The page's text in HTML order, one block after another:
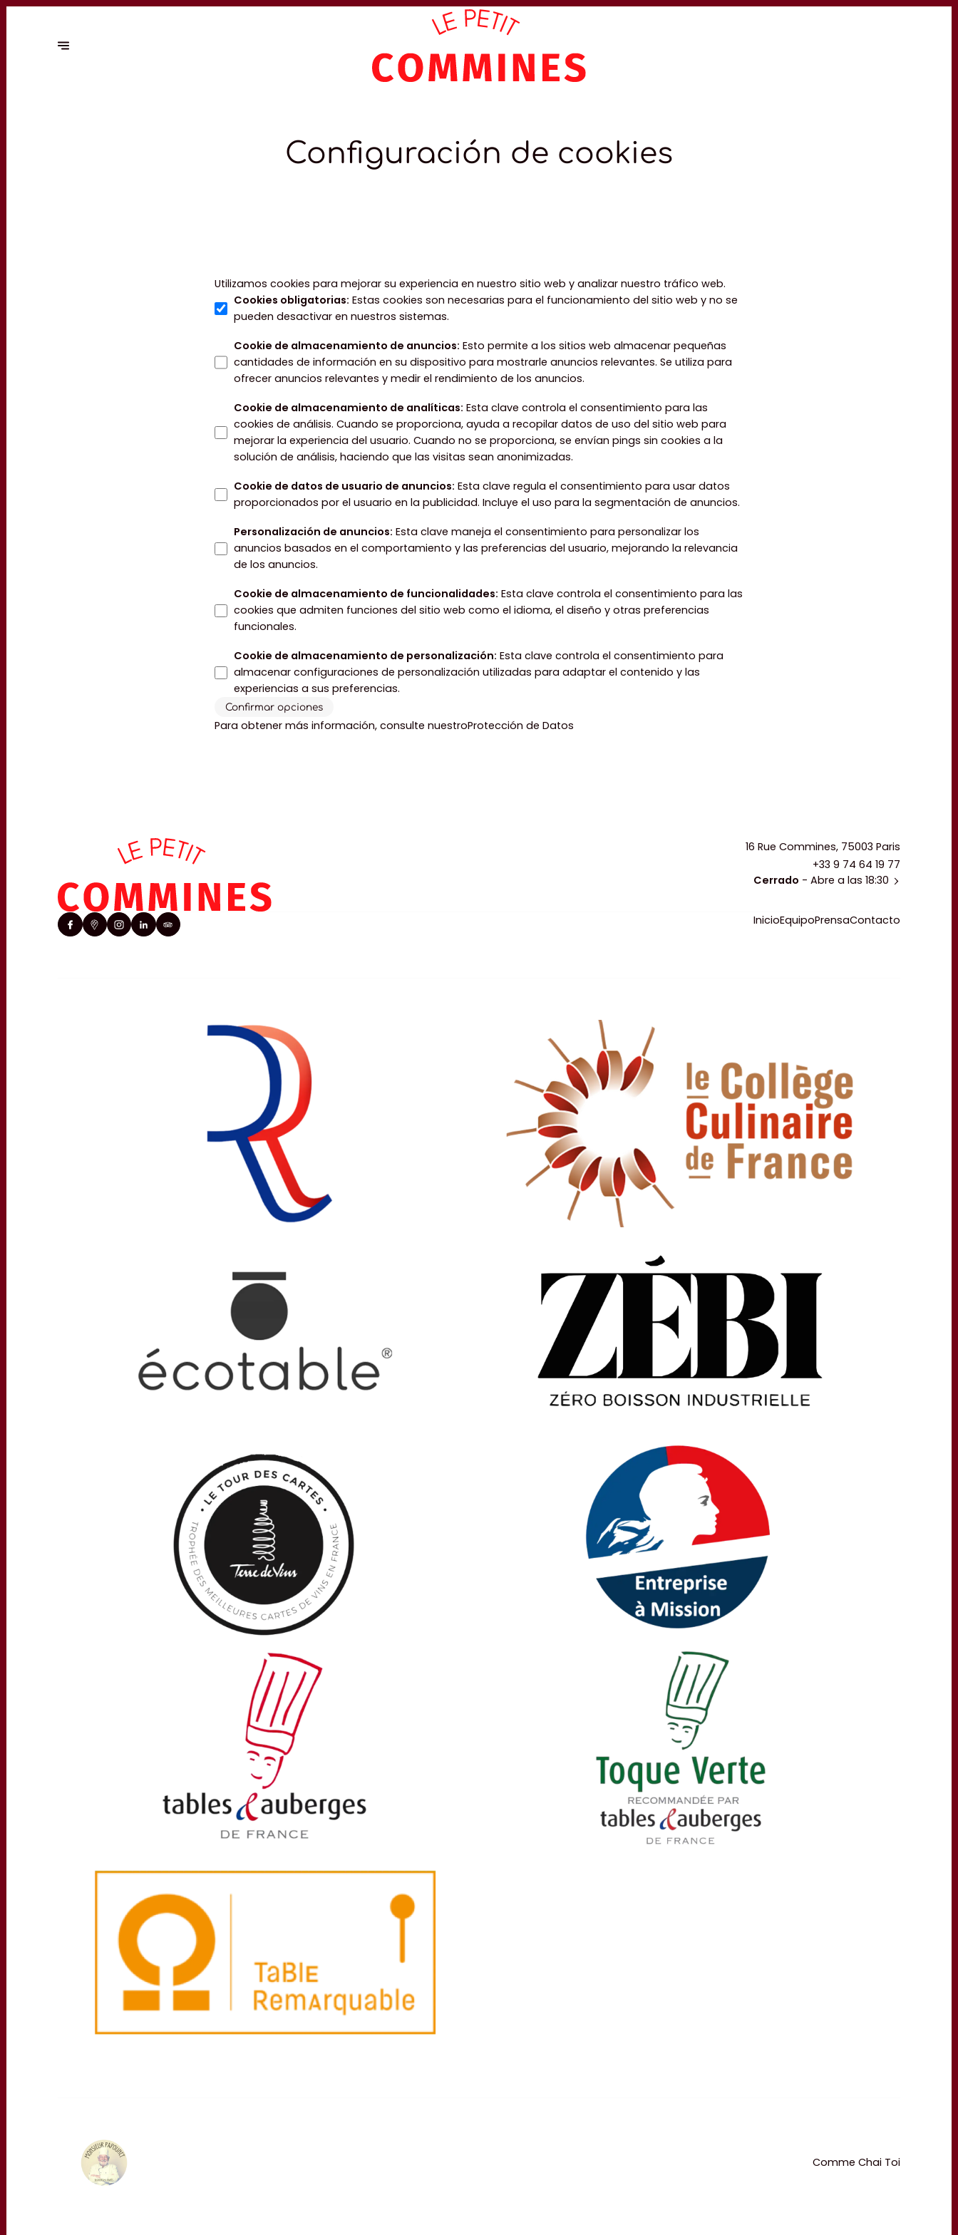
Configuración de cookies
Utilizamos cookies para mejorar su experiencia en nuestro sitio web y analizar nuestro tráfico web.
Cookies obligatorias: Estas cookies son necesarias para el funcionamiento del sitio web y no se
pueden desactivar en nuestros sistemas.
Cookie de almacenamiento de anuncios: Esto permite a los sitios web almacenar pequeñas
cantidades de información en su dispositivo para mostrarle anuncios relevantes. Se utiliza para
ofrecer anuncios relevantes y medir el rendimiento de los anuncios.
Cookie de almacenamiento de analíticas: Esta clave controla el consentimiento para las
cookies de análisis. Cuando se proporciona, ayuda a recopilar datos de uso del sitio web para
mejorar la experiencia del usuario. Cuando no se proporciona, se envían pings sin cookies a la
solución de análisis, haciendo que las visitas sean anonimizadas.
Cookie de datos de usuario de anuncios: Esta clave regula el consentimiento para usar datos
proporcionados por el usuario en la publicidad. Incluye el uso para la segmentación de anuncios.
Personalización de anuncios: Esta clave maneja el consentimiento para personalizar los
anuncios basados en el comportamiento y las preferencias del usuario, mejorando la relevancia
de los anuncios.
Cookie de almacenamiento de funcionalidades: Esta clave controla el consentimiento para las
cookies que admiten funciones del sitio web como el idioma, el diseño y otras preferencias
funcionales.
Cookie de almacenamiento de personalización: Esta clave controla el consentimiento para
almacenar configuraciones de personalización utilizadas para adaptar el contenido y las
experiencias a sus preferencias.
Confirmar opciones
Para obtener más información, consulte nuestroProtección de Datos
16 Rue Commines, 75003 Paris
+33 9 74 64 19 77
Cerrado - Abre a las 18:30
InicioEquipoPrensaContacto
Comme Chai Toi